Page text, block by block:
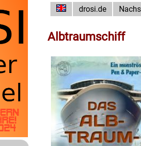
drosi.de
Albtraumschiff